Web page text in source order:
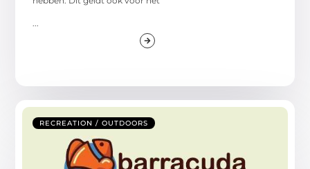
RECREATION / OUTDOORS